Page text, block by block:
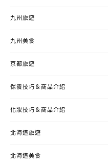
九州旅遊
九州美食
京都旅遊
保養技巧＆商品介紹
化妝技巧＆商品介紹
北海道旅遊
北海道美食